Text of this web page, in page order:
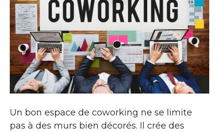
Un bon espace de coworking ne se limite
pas à des murs bien décorés. Il crée des